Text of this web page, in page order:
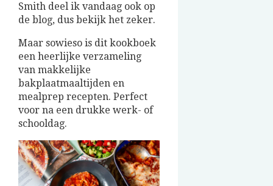
Smith deel ik vandaag ook op
de blog, dus bekijk het zeker.
Maar sowieso is dit kookboek
een heerlijke verzameling
van makkelijke
bakplaatmaaltijden en
mealprep recepten. Perfect
voor na een drukke werk- of
schooldag.